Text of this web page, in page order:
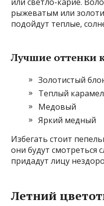
рыжеватым или
подойдут теплые,
Лучшие оттенки
Золотистый
Теплый
Медовый
Яркий медный
Избегать стоит
они будут смотреться
придадут лицу
Летний